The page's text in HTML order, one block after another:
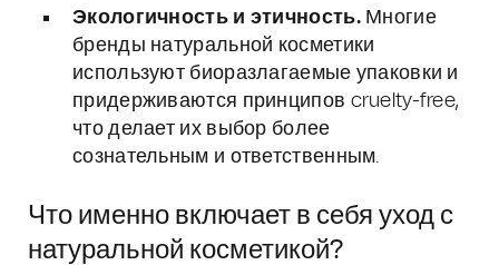
Экологичность и этичность.Многие
бренды натуральной косметики
используют биоразлагаемые упаковки и
придерживаются принципов cruelty-free,
что делает их выбор более
сознательным и ответственным.
Что именно включает в себя уход с
натуральной косметикой?